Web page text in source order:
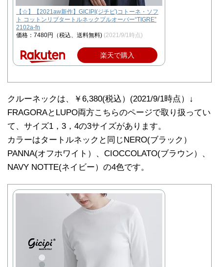
【☆】【2021aw新作】GICIPI(ジチピ)コトーネ・ソフ
ト コットンリブタートルネックプルオーバー“TIGRE”
2102a-fn
価格：7480円（税込、送料無料) (2021/9/1時点)
楽天で購入
クルーネックは、￥6,380(税込）(2021/9/1時点）↓
FRAGORAとLUPO両方こちらのページで取り扱ってい
て、サイズ1，3，4の3サイズがあります。
カラーはタートルネックと同じNERO(ブラック）
PANNA(オフホワイト）、CIOCCOLATO(ブラウン）、
NAVY NOTTE(ネイビー）の4色です。